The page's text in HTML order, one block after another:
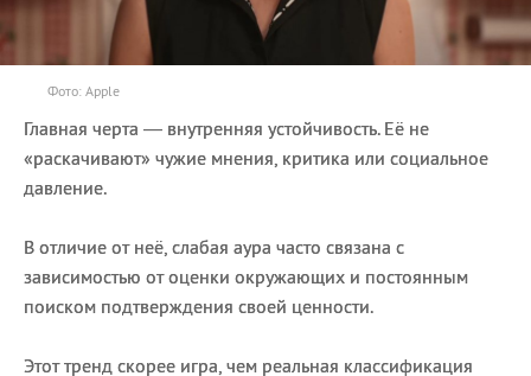
Фото: Apple
Главная черта — внутренняя устойчивость. Её не
«раскачивают» чужие мнения, критика или социальное
давление.
В отличие от неё, слабая аура часто связана с
зависимостью от оценки окружающих и постоянным
поиском подтверждения своей ценности.
Этот тренд скорее игра, чем реальная классификация